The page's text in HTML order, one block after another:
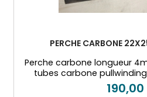
PERCHE CARBONE
Perche carbone longueur
tubes carbone